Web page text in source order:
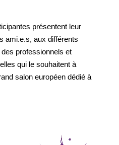
présentent leur
ami.e.s, aux différents
des professionnels et
qui le souhaitent à
salon européen dédié à